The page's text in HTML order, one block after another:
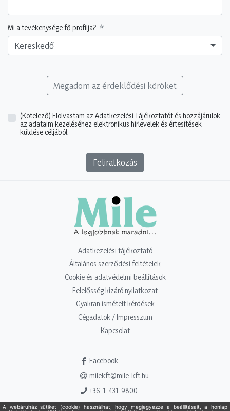
Mi a tevékenysége fő profilja?
Kereskedő
Megadom az érdeklődési köröket
(Kötelező) Elolvastam az Adatkezelési Tájékoztatót és hozzájárulok
az adataim kezeléséhez elektronikus hírlevelek és értesítések
küldése céljából.
Feliratkozás
Adatkezelési tájékoztató
Általános szerződési feltételek
Cookie és adatvédelmi beállítások
Felelősség kizáró nyilatkozat
Gyakran ismételt kérdések
Cégadatok / Impresszum
Kapcsolat
Facebook
milekft@mile-kft.hu
+36-1-431-9800